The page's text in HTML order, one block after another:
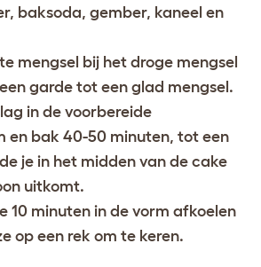
baksoda, gember, kaneel en
mengsel bij het droge mengsel
garde tot een glad mengsel.
in de voorbereide
en bak 40-50 minuten, tot een
je in het midden van de cake
uitkomt.
10 minuten in de vorm afkoelen
op een rek om te keren.